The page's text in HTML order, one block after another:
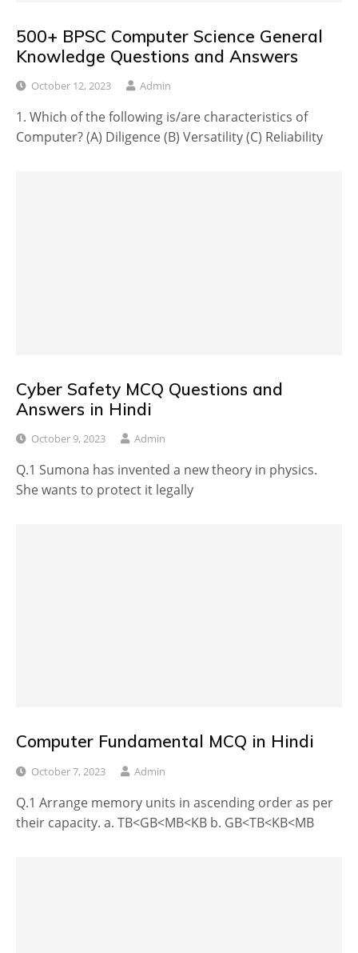
500+ BPSC Computer Science General
Knowledge Questions and Answers
October 12, 2023 Admin
1. Which of the following is/are characteristics of
Computer? (A) Diligence (B) Versatility (C) Reliability
Cyber Safety MCQ Questions and
Answers in Hindi
October 9, 2023 Admin
Q.1 Sumona has invented a new theory in physics.
She wants to protect it legally
Computer Fundamental MCQ in Hindi
October 7, 2023 Admin
Q.1 Arrange memory units in ascending order as per
their capacity. a. TB<GB<MB<KB b. GB<TB<KB<MB